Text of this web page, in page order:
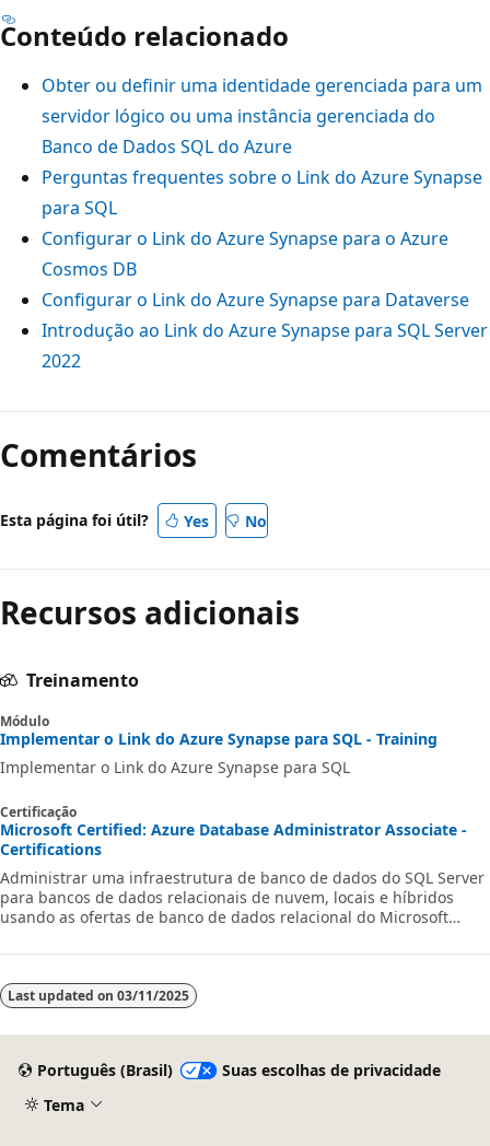
Conteúdo relacionado
Obter ou definir uma identidade gerenciada para um
servidor lógico ou uma instância gerenciada do
Banco de Dados SQL do Azure
Perguntas frequentes sobre o Link do Azure Synapse
para SQL
Configurar o Link do Azure Synapse para o Azure
Cosmos DB
Configurar o Link do Azure Synapse para Dataverse
Introdução ao Link do Azure Synapse para SQL Server
2022
Comentários
Esta página foi útil? Yes No
Recursos adicionais
Treinamento
Módulo
Implementar o Link do Azure Synapse para SQL - Training
Implementar o Link do Azure Synapse para SQL
Certificação
Microsoft Certified: Azure Database Administrator Associate -
Certifications
Administrar uma infraestrutura de banco de dados do SQL Server
para bancos de dados relacionais de nuvem, locais e híbridos
usando as ofertas de banco de dados relacional do Microsoft
Last updated on 03/11/2025
Português (Brasil)
Suas escolhas de privacidade
Tema